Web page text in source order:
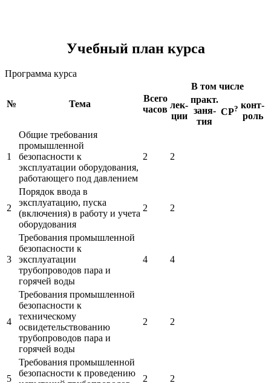
Учебный план курса
Программа курса
№ Тема
Всего
часов
В том числе
лек-
ции
практ.
заня-
тия
СР? конт-
роль
1
Общие требования
промышленной
безопасности к
эксплуатации оборудования,
работающего под давлением
2 2
2
Порядок ввода в
эксплуатацию, пуска
(включения) в работу и учета
оборудования
2 2
3
Требования промышленной
безопасности к
эксплуатации
трубопроводов пара и
горячей воды
4 4
4
Требования промышленной
безопасности к
техническому
освидетельствованию
трубопроводов пара и
горячей воды
2 2
5
Требования промышленной
безопасности к проведению
2 2